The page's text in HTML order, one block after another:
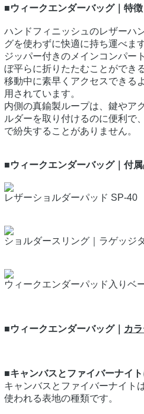
■ウィークエンダーバッグ｜特徴
ハンドフィニッシュのレザーハ
グを使わずに快適に持ち運べます
ジッパー付きのメインコンパー
ぼ平らに折りたたむことができ
移動中に素早くアクセスできる
用されています。
内側の真鍮製ループは、鍵やア
ルダーを取り付けるのに便利で
で紛失することがありません。
■ウィークエンダーバッグ｜付
レザーショルダーパッド SP-40
ショルダースリング｜ラゲッジ
ウィークエンダーパッド入りベ
■ウィークエンダーバッグ｜ カ
■キャンバスとファイバーナイ
キャンバスとファイバーナイト
使われる表地の種類です。